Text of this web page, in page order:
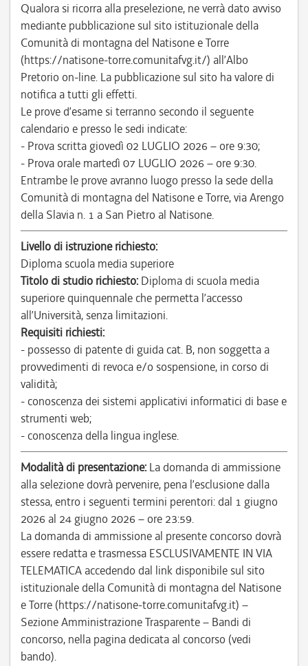
Qualora si ricorra alla preselezione, ne verrà dato avviso
mediante pubblicazione sul sito istituzionale della
Comunità di montagna del Natisone e Torre
(https://natisone-torre.comunitafvg.it/) all’Albo
Pretorio on-line. La pubblicazione sul sito ha valore di
notifica a tutti gli effetti.
Le prove d’esame si terranno secondo il seguente
calendario e presso le sedi indicate:
- Prova scritta giovedì 02 LUGLIO 2026 – ore 9:30;
- Prova orale martedì 07 LUGLIO 2026 – ore 9:30.
Entrambe le prove avranno luogo presso la sede della
Comunità di montagna del Natisone e Torre, via Arengo
della Slavia n. 1 a San Pietro al Natisone.
Livello di istruzione richiesto:
Diploma scuola media superiore
Titolo di studio richiesto: Diploma di scuola media
superiore quinquennale che permetta l’accesso
all’Università, senza limitazioni.
Requisiti richiesti:
- possesso di patente di guida cat. B, non soggetta a
provvedimenti di revoca e/o sospensione, in corso di
validità;
- conoscenza dei sistemi applicativi informatici di base e
strumenti web;
- conoscenza della lingua inglese.
Modalità di presentazione: La domanda di ammissione
alla selezione dovrà pervenire, pena l’esclusione dalla
stessa, entro i seguenti termini perentori: dal 1 giugno
2026 al 24 giugno 2026 – ore 23:59.
La domanda di ammissione al presente concorso dovrà
essere redatta e trasmessa ESCLUSIVAMENTE IN VIA
TELEMATICA accedendo dal link disponibile sul sito
istituzionale della Comunità di montagna del Natisone
e Torre (https://natisone-torre.comunitafvg.it) –
Sezione Amministrazione Trasparente – Bandi di
concorso, nella pagina dedicata al concorso (vedi
bando).